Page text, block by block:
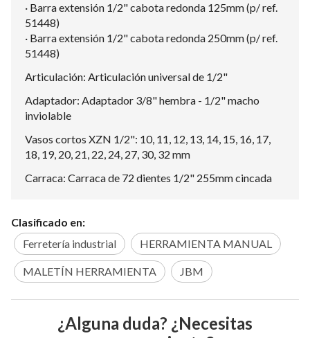
· Barra extensión 1/2" cabota redonda 125mm (p/ ref.
51448)
· Barra extensión 1/2" cabota redonda 250mm (p/ ref.
51448)
Articulación: Articulación universal de 1/2"
Adaptador: Adaptador 3/8" hembra - 1/2" macho
inviolable
Vasos cortos XZN 1/2": 10, 11, 12, 13, 14, 15, 16, 17,
18, 19, 20, 21, 22, 24, 27, 30, 32 mm
Carraca: Carraca de 72 dientes 1/2" 255mm cincada
Clasificado en:
Ferretería industrial
HERRAMIENTA MANUAL
MALETÍN HERRAMIENTA JBM
¿Alguna duda? ¿Necesitas